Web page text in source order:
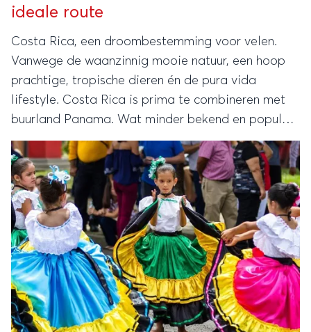
ideale route
Costa Rica, een droombestemming voor velen.
Vanwege de waanzinnig mooie natuur, een hoop
prachtige, tropische dieren én de pura vida
lifestyle. Costa Rica is prima te combineren met
buurland Panama. Wat minder bekend en populair,
maar zéker ook niet te missen. Wij geven een
aantal tips voor de ideale reisroute.